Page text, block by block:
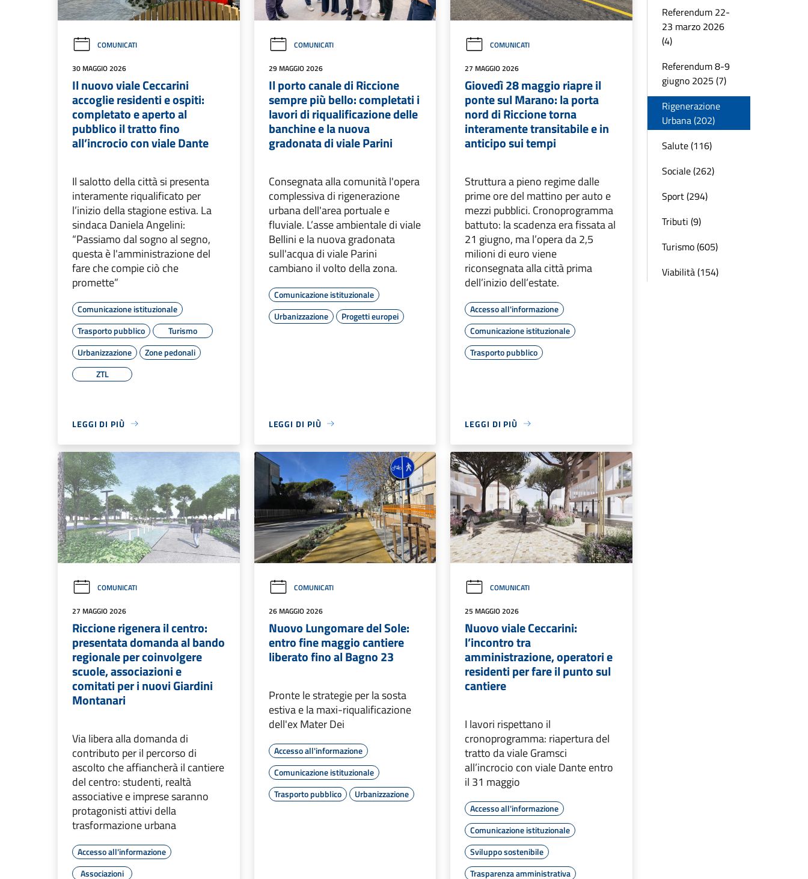
COMUNICATI
30 MAGGIO 2026
Il nuovo viale Ceccarini
accoglie residenti e ospiti:
completato e aperto al
pubblico il tratto fino
all’incrocio con viale Dante
Il salotto della città si presenta
interamente riqualificato per
l’inizio della stagione estiva. La
sindaca Daniela Angelini:
“Passiamo dal sogno al segno,
questa è l'amministrazione del
fare che compie ciò che
promette”
Comunicazione istituzionale
Trasporto pubblico
Turismo
Urbanizzazione
Zone pedonali
ZTL
LEGGI DI PIÙ
COMUNICATI
29 MAGGIO 2026
Il porto canale di Riccione
sempre più bello: completati i
lavori di riqualificazione delle
banchine e la nuova
gradonata di viale Parini
Consegnata alla comunità l'opera
complessiva di rigenerazione
urbana dell'area portuale e
fluviale. L’asse ambientale di viale
Bellini e la nuova gradonata
sull'acqua di viale Parini
cambiano il volto della zona.
Comunicazione istituzionale
Urbanizzazione
Progetti europei
LEGGI DI PIÙ
COMUNICATI
27 MAGGIO 2026
Giovedì 28 maggio riapre il
ponte sul Marano: la porta
nord di Riccione torna
interamente transitabile e in
anticipo sui tempi
Struttura a pieno regime dalle
prime ore del mattino per auto e
mezzi pubblici. Cronoprogramma
battuto: la scadenza era fissata al
21 giugno, ma l’opera da 2,5
milioni di euro viene
riconsegnata alla città prima
dell’inizio dell’estate.
Accesso all'informazione
Comunicazione istituzionale
Trasporto pubblico
LEGGI DI PIÙ
COMUNICATI
27 MAGGIO 2026
Riccione rigenera il centro:
presentata domanda al bando
regionale per coinvolgere
scuole, associazioni e
comitati per i nuovi Giardini
Montanari
Via libera alla domanda di
contributo per il percorso di
ascolto che affiancherà il cantiere
del centro: studenti, realtà
associative e imprese saranno
protagonisti attivi della
trasformazione urbana
Accesso all'informazione
Associazioni
COMUNICATI
26 MAGGIO 2026
Nuovo Lungomare del Sole:
entro fine maggio cantiere
liberato fino al Bagno 23
Pronte le strategie per la sosta
estiva e la maxi-riqualificazione
dell'ex Mater Dei
Accesso all'informazione
Comunicazione istituzionale
Trasporto pubblico
Urbanizzazione
COMUNICATI
25 MAGGIO 2026
Nuovo viale Ceccarini:
l’incontro tra
amministrazione, operatori e
residenti per fare il punto sul
cantiere
I lavori rispettano il
cronoprogramma: riapertura del
tratto da viale Gramsci
all’incrocio con viale Dante entro
il 31 maggio
Accesso all'informazione
Comunicazione istituzionale
Sviluppo sostenibile
Trasparenza amministrativa
Referendum 22-
23 marzo 2026
(4)
Referendum 8-9
giugno 2025 (7)
Rigenerazione
Urbana (202)
Salute (116)
Sociale (262)
Sport (294)
Tributi (9)
Turismo (605)
Viabilità (154)